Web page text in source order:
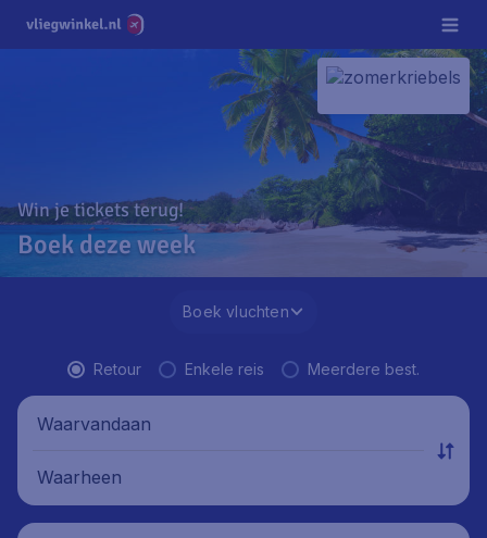
Win je tickets terug!
Boek deze week
Boek vluchten
Retour Enkele reis Meerdere best.
Waarvandaan
Waarheen